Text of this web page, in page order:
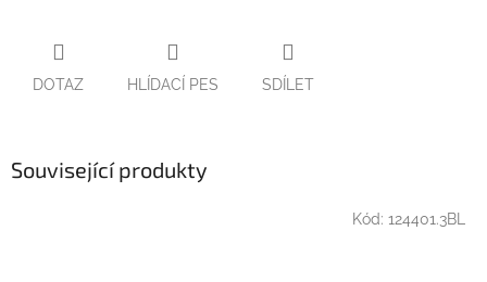
DOTAZ HLÍDACÍ PES SDÍLET
Související produkty
Kód: 124401.3BL